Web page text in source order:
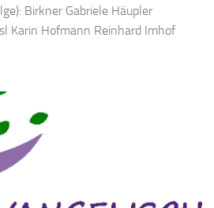
Birkner Gabriele Häupler
Karin Hofmann Reinhard Imhof